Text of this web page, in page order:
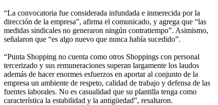
“La convocatoria fue considerada infundada e inmerecida por la
dirección de la empresa”, afirma el comunicado, y agrega que “las
medidas sindicales no generaron ningún contratiempo”. Asimismo,
señalaron que “es algo nuevo que nunca había sucedido”.
“Punta Shopping no cuenta como otros Shoppings con personal
tercerizado y sus remuneraciones superan largamente los laudos
además de hacer enormes esfuerzos en aportar al conjunto de la
empresa un ambiente de respeto, calidad de trabajo y defensa de las
fuentes laborales. No es casualidad que su plantilla tenga como
característica la estabilidad y la antigüedad”, resaltaron.